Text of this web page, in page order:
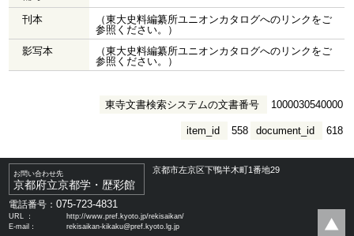
刊本
（東大史料編纂所ユニオンカタログへのリンクをご
参照ください。）
影写本
（東大史料編纂所ユニオンカタログへのリンクをご
参照ください。）
東寺文書検索システムの文書番号 1000030540000
document_id 618
item_id 558
お問い合わせ先
京都府立京都学・歴彩館
京都市左京区下鴨半木町1番地29
電話番号：075-723-4831
URL ：
http://www.pref.kyoto.jp/rekisaikan/
E-mail：
rekisaikan-kikaku@pref.kyoto.lg.jp